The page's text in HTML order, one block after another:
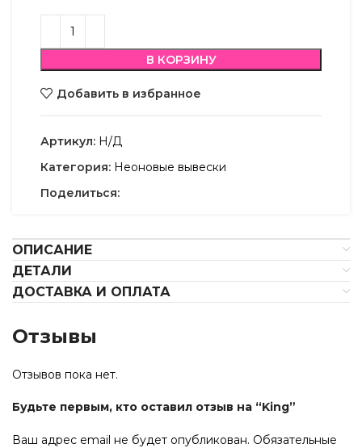
В КОРЗИНУ
Добавить в избранное
Артикул: Н/Д
Категория: Неоновые вывески
Поделиться:
ОПИСАНИЕ
ДЕТАЛИ
ДОСТАВКА И ОПЛАТА
Отзывы
Отзывов пока нет.
Будьте первым, кто оставил отзыв на “King”
Ваш адрес email не будет опубликован. Обязательные